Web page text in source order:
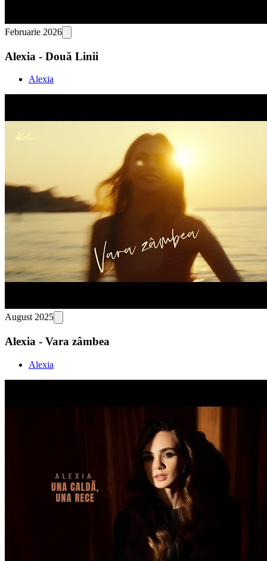
Februarie 2026
Alexia - Două Linii
Alexia
August 2025
Alexia - Vara zâmbea
Alexia